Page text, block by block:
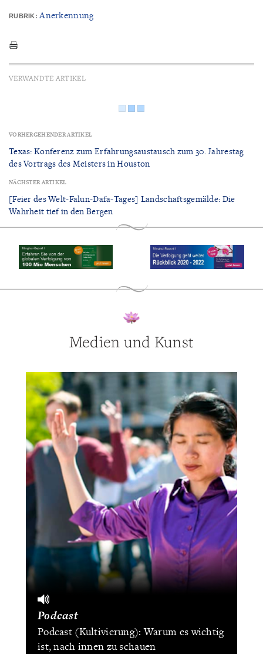
RUBRIK:Anerkennung
VERWANDTE ARTIKEL
VORHERGEHENDER ARTIKEL
Texas: Konferenz zum Erfahrungsaustausch zum 30. Jahrestag
des Vortrags des Meisters in Houston
NÄCHSTER ARTIKEL
[Feier des Welt-Falun-Dafa-Tages] Landschaftsgemälde: Die
Wahrheit tief in den Bergen
Medien und Kunst
Podcast
Podcast (Kultivierung): Warum es wichtig
ist, nach innen zu schauen